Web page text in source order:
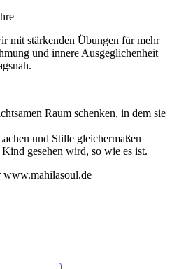
mit stärkenden Übungen für mehr
und innere Ausgeglichenheit
Raum schenken, in dem sie
und Stille gleichermaßen
gesehen wird, so wie es ist.
www.mahilasoul.de